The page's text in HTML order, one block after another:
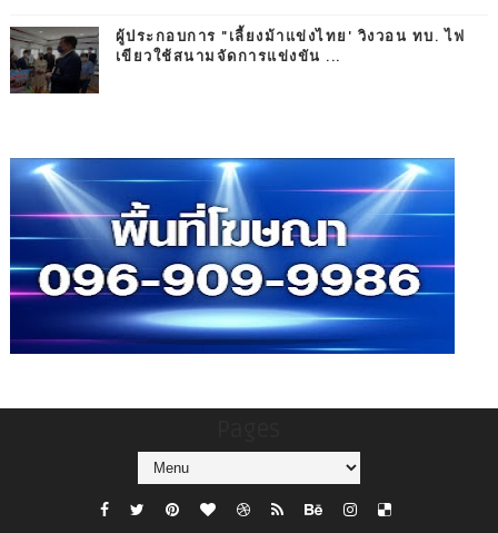
ผู้ประกอบการ "เลี้ยงม้าแข่งไทย' วิงวอน ทบ. ไฟ
เขียวใช้สนามจัดการแข่งขัน ...